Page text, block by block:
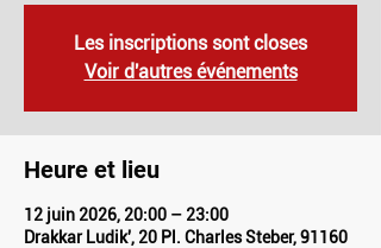
Les inscriptions sont closes
Voir d'autres événements
Heure et lieu
12 juin 2026, 20:00 – 23:00
Drakkar Ludik', 20 Pl. Charles Steber, 91160